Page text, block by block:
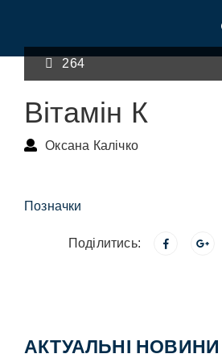
264
Вітамін К
Оксана Калічко
Позначки
Поділитись:
АКТУАЛЬНІ НОВИНИ